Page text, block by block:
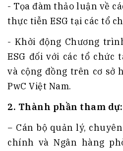
- Tọa đàm thảo luận về
thực tiễn ESG tại các tổ
- Khởi động Chương
ESG đối với các tổ chức
và cộng đồng trên cơ sở
PwC Việt Nam.
2. Thành phần tham dự:
− Cán bộ quản lý,
chính và Ngân hàng